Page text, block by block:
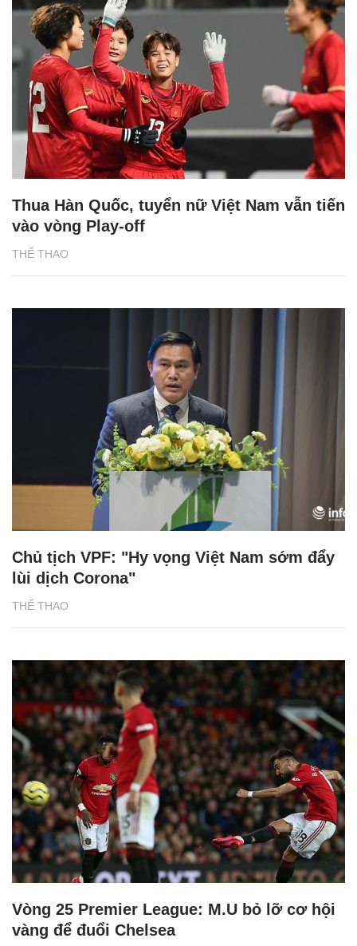
THỂ THAO
Thua Hàn Quốc, tuyển nữ Việt Nam vẫn tiến
vào vòng Play-off
THỂ THAO
Chủ tịch VPF: "Hy vọng Việt Nam sớm đẩy
lùi dịch Corona"
Vòng 25 Premier League: M.U bỏ lỡ cơ hội
vàng để đuổi Chelsea